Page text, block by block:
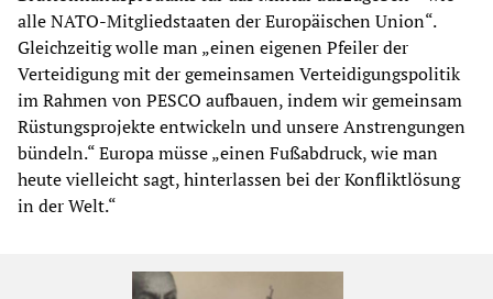
alle NATO-Mitgliedstaaten der Europäischen Union“.
Gleichzeitig wolle man „einen eigenen Pfeiler der
Verteidigung mit der gemeinsamen Verteidigungspolitik
im Rahmen von PESCO aufbauen, indem wir gemeinsam
Rüstungsprojekte entwickeln und unsere Anstrengungen
bündeln.“ Europa müsse „einen Fußabdruck, wie man
heute vielleicht sagt, hinterlassen bei der Konfliktlösung
in der Welt.“